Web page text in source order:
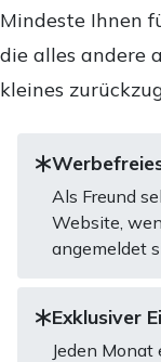
Mindeste Ihnen
die alles andere
kleines
Als Freund
Website,
angemeldet
Exklusiver
Jeden